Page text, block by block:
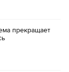
прекращает